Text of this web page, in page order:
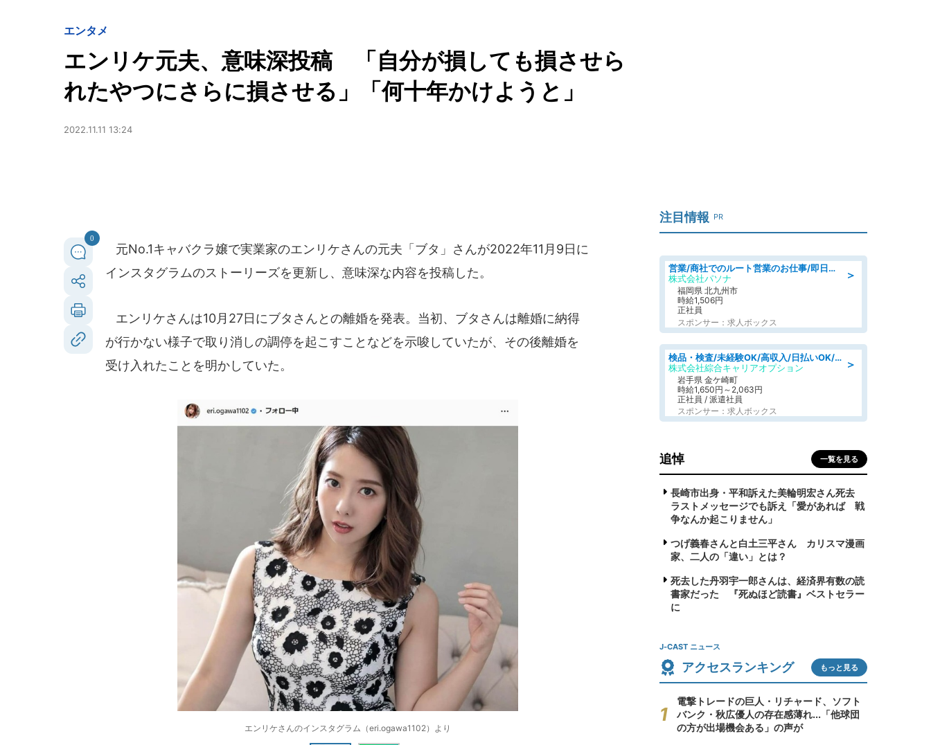
エンタメ
エンリケ元夫、意味深投稿 「自分が損しても損させら
れたやつにさらに損させる」「何十年かけようと」
2022.11.11 13:24
0
元No.1キャバクラ嬢で実業家のエンリケさんの元夫「ブタ」さんが2022年11月9日に
インスタグラムのストーリーズを更新し、意味深な内容を投稿した。
エンリケさんは10月27日にブタさんとの離婚を発表。当初、ブタさんは離婚に納得
が行かない様子で取り消しの調停を起こすことなどを示唆していたが、その後離婚を
受け入れたことを明かしていた。
エンリケさんのインスタグラム（eri.ogawa1102）より
注目情報 PR
＞
営業/商社でのルート営業のお仕事/即日勤務可/車通勤可/営業
株式会社パソナ
福岡県 北九州市
時給1,506円
正社員
スポンサー：求人ボックス
＞
検品・検査/未経験OK/高収入/日払いOK/交替制/20・30・40代活躍中
株式会社綜合キャリアオプション
岩手県 金ケ崎町
時給1,650円～2,063円
正社員 / 派遣社員
スポンサー：求人ボックス
追悼 一覧を見る
長崎市出身・平和訴えた美輪明宏さん死去
ラストメッセージでも訴え「愛があれば 戦
争なんか起こりません」
つげ義春さんと白土三平さん カリスマ漫画
家、二人の「違い」とは？
死去した丹羽宇一郎さんは、経済界有数の読
書家だった 『死ぬほど読書』ベストセラー
に
J-CAST ニュース
アクセスランキング もっと見る
電撃トレードの巨人・リチャード、ソフト
バンク・秋広優人の存在感薄れ...「他球団
の方が出場機会ある」の声が